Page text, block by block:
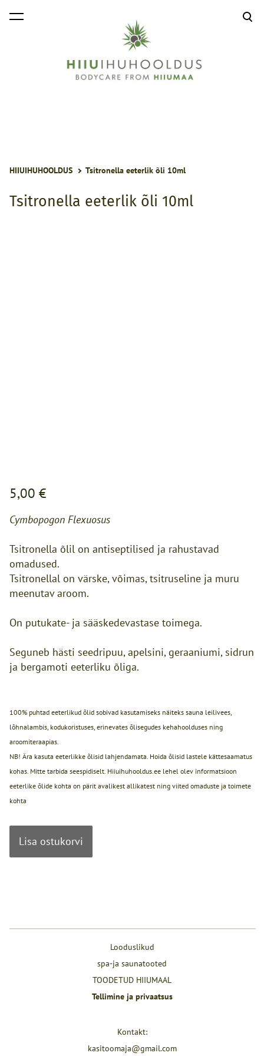
lisati ostukorvi. Vaata ostukorvi
HIIUIHUHOOLDUS Tsitronella eeterlik õli 10ml
Tsitronella eeterlik õli 10ml
5,00 €
Cymbopogon Flexuosus
Tsitronella õlil on antiseptilised ja rahustavad
omadused.
Tsitronellal on värske, võimas, tsitruseline ja muru
meenutav aroom.
On putukate- ja sääskedevastase toimega.
Seguneb hästi seedripuu, apelsini, geraaniumi, sidrun
ja bergamoti eeterliku õliga.
100% puhtad eeterlikud õlid sobivad kasutamiseks näiteks sauna leilivees,
lõhnalambis, kodukoristuses, erinevates õlisegudes kehahoolduses ning
aroomiteraapias.
NB! Ära kasuta eeterlikke õlisid lahjendamata. Hoida õlisid lastele kättesaamatus
kohas. Mitte tarbida seespidiselt. Hiiuihuhooldus.ee lehel olev informatsioon
eeterlike õlide kohta on pärit avalikest allikatest ning viited omaduste ja toimete
kohta
Lisa ostukorvi
Looduslikud
spa-ja saunatooted
TOODETUD HIIUMAAL
Tellimine ja privaatsus
Kontakt:
kasitoomaja@gmail.com